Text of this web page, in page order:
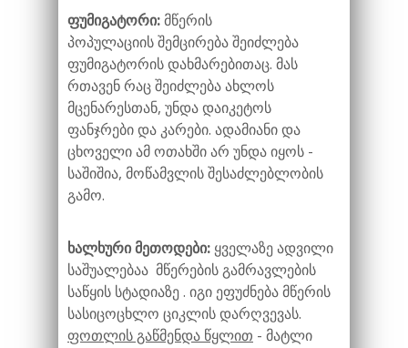
ფუმიგატორი:მწერის
პოპულაციისშემცირება შეიძლება
ფუმიგატორის დახმარებითაც. მას
რთავენ რაც შეიძლება ახლოს
მცენარესთან, უნდა დაიკეტოს
ფანჯრები და კარები. ადამიანი და
ცხოველი ამ ოთახში არ უნდა იყოს -
საშიშია, მოწამვლის შესაძლებლობის
გამო.
ხალხური მეთოდები: ყველაზე ადვილი
საშუალებაა მწერების გამრავლების
საწყის სტადიაზე . იგი ეფუძნება მწერის
სასიცოცხლო ციკლის დარღვევას.
ფოთლის გაწმენდა წყლით - მატლი